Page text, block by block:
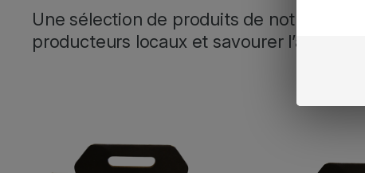
Une sélection de produits de notre
producteurs locaux et savourer